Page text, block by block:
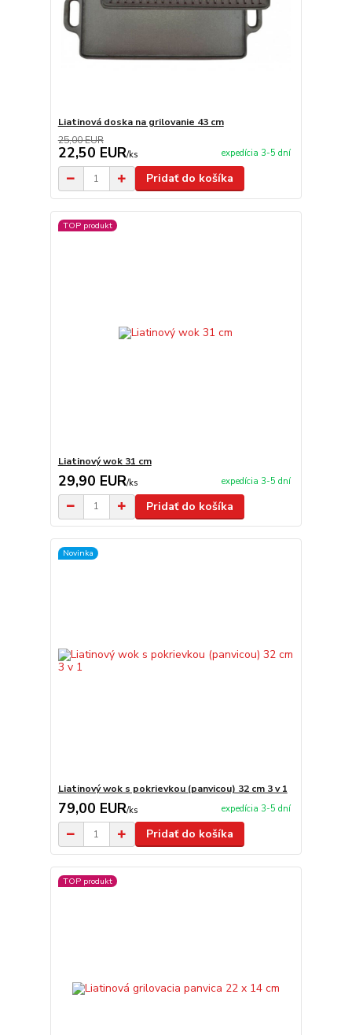
Liatinová doska na grilovanie 43 cm
25,00 EUR
22,50 EUR/ks expedícia 3-5 dní
Pridať do košíka
TOP produkt
Liatinový wok 31 cm
29,90 EUR/ks expedícia 3-5 dní
Pridať do košíka
Novinka
Liatinový wok s pokrievkou (panvicou) 32 cm 3 v 1
79,00 EUR/ks expedícia 3-5 dní
Pridať do košíka
TOP produkt